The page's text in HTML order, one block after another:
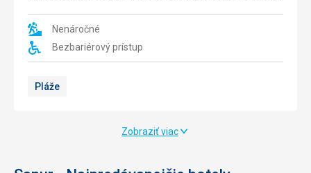
Nenáročné
Bezbariérový prístup
Pláže
Zobraziť viac